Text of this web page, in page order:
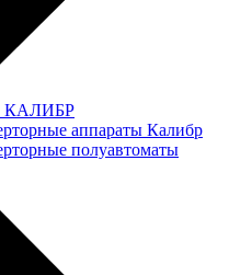
КАЛИБР
аппараты Калибр
полуавтоматы